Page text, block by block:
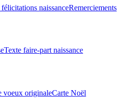
naissanceRemerciements
Texte faire-part naissance
voeux originaleCarte Noël